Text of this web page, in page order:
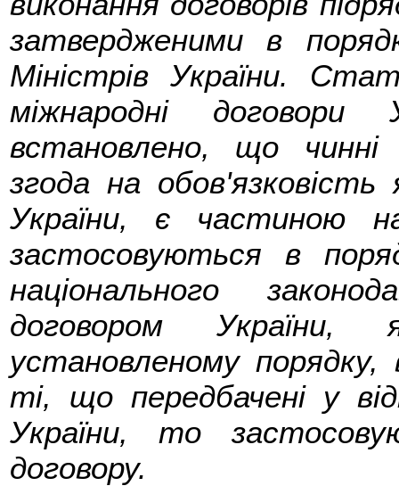
затвердженими в
Міністрів України.
міжнародні
встановлено, що чинні
згода на
України, є частиною
застосовуються в
національного
договором
установленому порядку,
ті, що передбачені у
України, то
договору.